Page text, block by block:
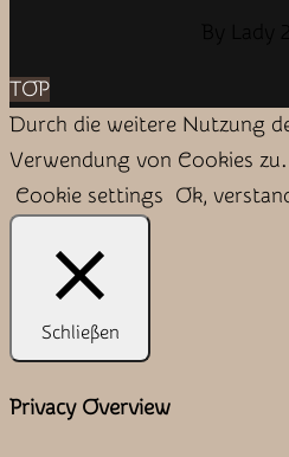
TOP
Durch die weitere Nutzung
Verwendung von Cookies zu.
Cookie settings Ok,
Schließen
Privacy Overview